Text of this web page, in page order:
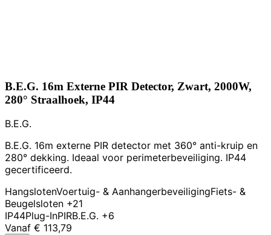
B.E.G. 16m Externe PIR Detector, Zwart, 2000W,
280° Straalhoek, IP44
B.E.G.
B.E.G. 16m externe PIR detector met 360° anti-kruip en
280° dekking. Ideaal voor perimeterbeveiliging. IP44
gecertificeerd.
HangslotenVoertuig- & AanhangerbeveiligingFiets- &
Beugelsloten +21
IP44Plug-InPIRB.E.G. +6
Vanaf € 113,79